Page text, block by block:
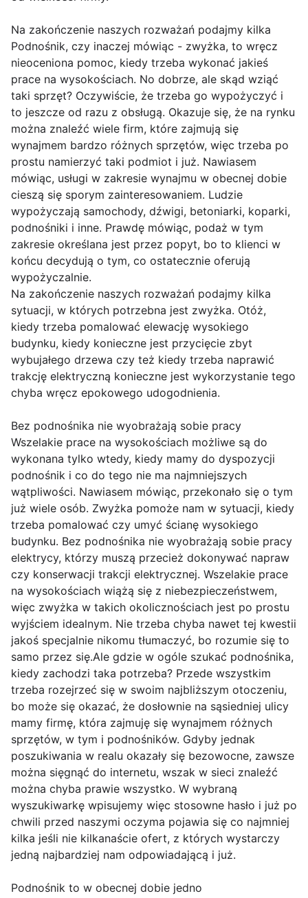
Na zakończenie naszych rozważań podajmy kilka
Podnośnik, czy inaczej mówiąc - zwyżka, to wręcz
nieoceniona pomoc, kiedy trzeba wykonać jakieś
prace na wysokościach. No dobrze, ale skąd wziąć
taki sprzęt? Oczywiście, że trzeba go wypożyczyć i
to jeszcze od razu z obsługą. Okazuje się, że na rynku
można znaleźć wiele firm, które zajmują się
wynajmem bardzo różnych sprzętów, więc trzeba po
prostu namierzyć taki podmiot i już. Nawiasem
mówiąc, usługi w zakresie wynajmu w obecnej dobie
cieszą się sporym zainteresowaniem. Ludzie
wypożyczają samochody, dźwigi, betoniarki, koparki,
podnośniki i inne. Prawdę mówiąc, podaż w tym
zakresie określana jest przez popyt, bo to klienci w
końcu decydują o tym, co ostatecznie oferują
wypożyczalnie.
Na zakończenie naszych rozważań podajmy kilka
sytuacji, w których potrzebna jest zwyżka. Otóż,
kiedy trzeba pomalować elewację wysokiego
budynku, kiedy konieczne jest przycięcie zbyt
wybujałego drzewa czy też kiedy trzeba naprawić
trakcję elektryczną konieczne jest wykorzystanie tego
chyba wręcz epokowego udogodnienia.
Bez podnośnika nie wyobrażają sobie pracy
Wszelakie prace na wysokościach możliwe są do
wykonana tylko wtedy, kiedy mamy do dyspozycji
podnośnik i co do tego nie ma najmniejszych
wątpliwości. Nawiasem mówiąc, przekonało się o tym
już wiele osób. Zwyżka pomoże nam w sytuacji, kiedy
trzeba pomalować czy umyć ścianę wysokiego
budynku. Bez podnośnika nie wyobrażają sobie pracy
elektrycy, którzy muszą przecież dokonywać napraw
czy konserwacji trakcji elektrycznej. Wszelakie prace
na wysokościach wiążą się z niebezpieczeństwem,
więc zwyżka w takich okolicznościach jest po prostu
wyjściem idealnym. Nie trzeba chyba nawet tej kwestii
jakoś specjalnie nikomu tłumaczyć, bo rozumie się to
samo przez się.Ale gdzie w ogóle szukać podnośnika,
kiedy zachodzi taka potrzeba? Przede wszystkim
trzeba rozejrzeć się w swoim najbliższym otoczeniu,
bo może się okazać, że dosłownie na sąsiedniej ulicy
mamy firmę, która zajmuję się wynajmem różnych
sprzętów, w tym i podnośników. Gdyby jednak
poszukiwania w realu okazały się bezowocne, zawsze
można sięgnąć do internetu, wszak w sieci znaleźć
można chyba prawie wszystko. W wybraną
wyszukiwarkę wpisujemy więc stosowne hasło i już po
chwili przed naszymi oczyma pojawia się co najmniej
kilka jeśli nie kilkanaście ofert, z których wystarczy
jedną najbardziej nam odpowiadającą i już.
Podnośnik to w obecnej dobie jedno